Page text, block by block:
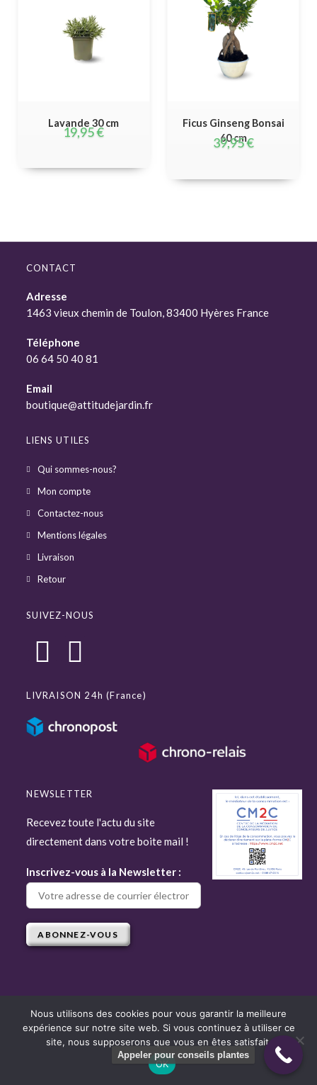
Lavande 30 cm
19,95€
Ficus Ginseng Bonsai
60 cm
39,95€
CONTACT
Adresse
1463 vieux chemin de Toulon, 83400 Hyères France
Téléphone
06 64 50 40 81
Email
boutique@attitudejardin.fr
LIENS UTILES
Qui sommes-nous?
Mon compte
Contactez-nous
Mentions légales
Livraison
Retour
SUIVEZ-NOUS
LIVRAISON 24h (France)
NEWSLETTER
Recevez toute l'actu du site
directement dans votre boite mail !
Inscrivez-vous à la Newsletter :
Copyright © 2022 Attitude Jardin - Tous droits réservés - Site réalisé par
Django
Appeler pour conseils plantes
Nous utilisons des cookies pour vous garantir la meilleure
expérience sur notre site web. Si vous continuez à utiliser ce
site, nous supposerons que vous en êtes satisfait.
OK